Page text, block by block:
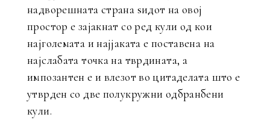
надворешната страна ѕидот на овој
простор е зајакнат со ред кули од кои
најголемата и најјаката е поставена на
најслабата точка на тврдината, а
импозантен е и влезот во цитаделата што е
утврден со две полукружни одбранбени
кули.